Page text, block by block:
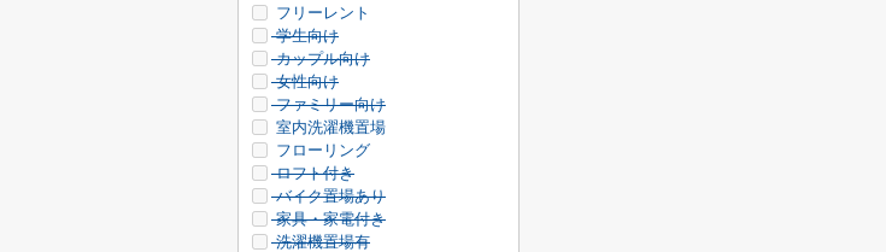
フリーレント
学生向け
カップル向け
女性向け
ファミリー向け
室内洗濯機置場
フローリング
ロフト付き
バイク置場あり
家具・家電付き
洗濯機置場有